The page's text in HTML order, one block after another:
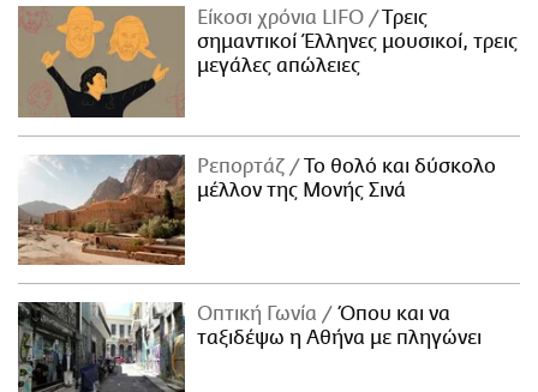
Είκοσι χρόνια LIFO
Tρεις
σημαντικοί Έλληνες μουσικοί, τρεις
μεγάλες απώλειες
Ρεπορτάζ
Το θολό και δύσκολο
μέλλον της Μονής Σινά
Οπτική Γωνία
Όπου και να
ταξιδέψω η Αθήνα με πληγώνει